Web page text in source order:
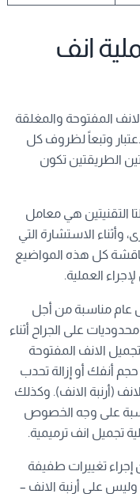
انف
المفتوحة والمغلقة
وتبعاً لظروف كل
الطريقتين تكون
التقنيتين هي معامل
الاستشارة التي
كل هذه المواضيع
العملية.
عام مناسبة من أجل
على الجراح أثناء
الانف المفتوحة
أنفك أو إزالة تحدب
(أرنبة الانف). وكذلك
على وجه الخصوص
تجميل انف ترميمية.
إجراء تغييرات طفيفة
على أرنبة الانف –